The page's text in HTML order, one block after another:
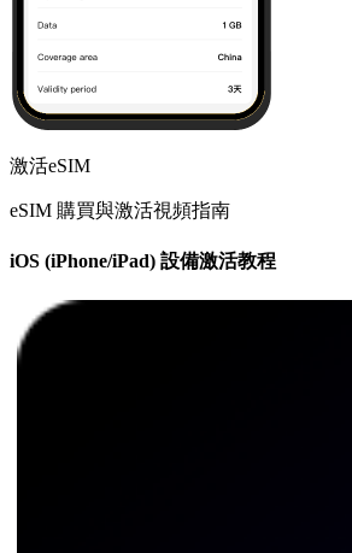
激活eSIM
eSIM 購買與激活視頻指南
iOS (iPhone/iPad) 設備激活教程